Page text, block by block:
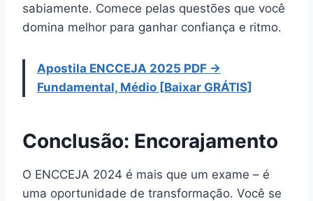
sabiamente. Comece pelas questões que você
domina melhor para ganhar confiança e ritmo.
Apostila ENCCEJA 2025 PDF →
Fundamental, Médio [Baixar GRÁTIS]
Conclusão: Encorajamento
O ENCCEJA 2024 é mais que um exame – é
uma oportunidade de transformação. Você se